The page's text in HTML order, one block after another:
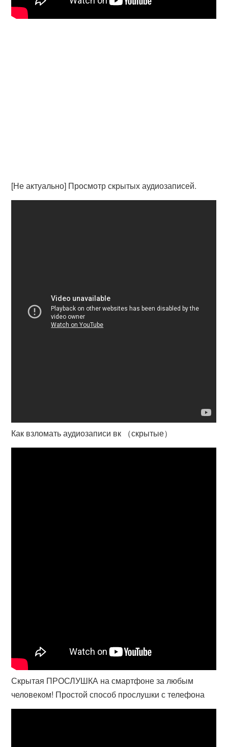
[Не актуально] Просмотр скрытых аудиозаписей.
Как взломать аудиозаписи вк （скрытые）
Скрытая ПРОСЛУШКА на смартфоне за любым
человеком! Простой способ прослушки с телефона